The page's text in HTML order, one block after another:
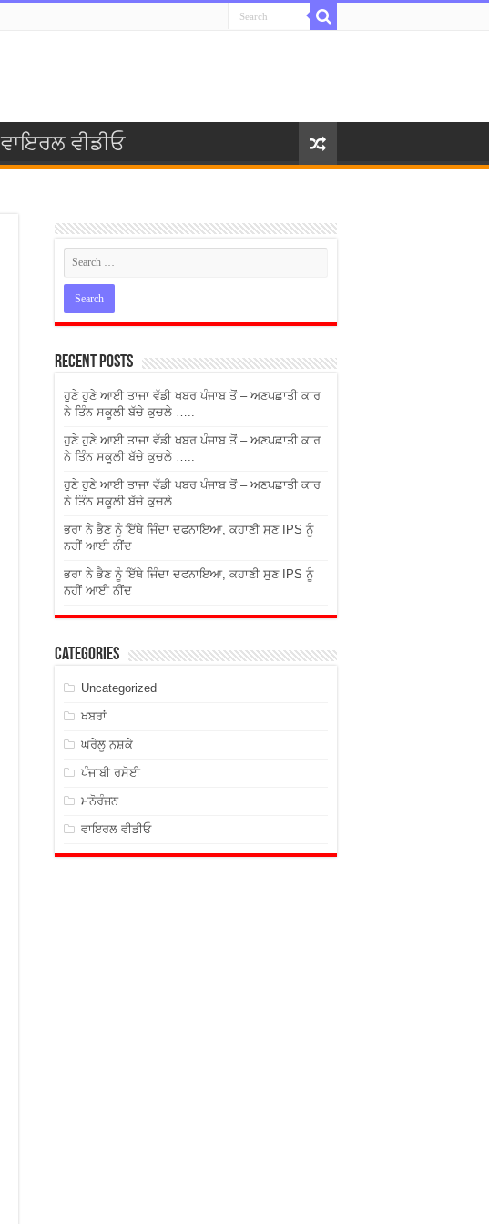
ਵਾਇਰਲ ਵੀਡੀਓ
Recent Posts
ਹੁਣੇ ਹੁਣੇ ਆਈ ਤਾਜਾ ਵੱਡੀ ਖਬਰ ਪੰਜਾਬ ਤੋਂ – ਅਣਪਛਾਤੀ ਕਾਰ
ਨੇ ਤਿੰਨ ਸਕੂਲੀ ਬੱਚੇ ਕੁਚਲੇ …..
ਹੁਣੇ ਹੁਣੇ ਆਈ ਤਾਜਾ ਵੱਡੀ ਖਬਰ ਪੰਜਾਬ ਤੋਂ – ਅਣਪਛਾਤੀ ਕਾਰ
ਨੇ ਤਿੰਨ ਸਕੂਲੀ ਬੱਚੇ ਕੁਚਲੇ …..
ਹੁਣੇ ਹੁਣੇ ਆਈ ਤਾਜਾ ਵੱਡੀ ਖਬਰ ਪੰਜਾਬ ਤੋਂ – ਅਣਪਛਾਤੀ ਕਾਰ
ਨੇ ਤਿੰਨ ਸਕੂਲੀ ਬੱਚੇ ਕੁਚਲੇ …..
ਭਰਾ ਨੇ ਭੈਣ ਨੂੰ ਇੱਥੇ ਜਿੰਦਾ ਦਫਨਾਇਆ, ਕਹਾਣੀ ਸੁਣ IPS ਨੂੰ
ਨਹੀਂ ਆਈ ਨੀਂਦ
ਭਰਾ ਨੇ ਭੈਣ ਨੂੰ ਇੱਥੇ ਜਿੰਦਾ ਦਫਨਾਇਆ, ਕਹਾਣੀ ਸੁਣ IPS ਨੂੰ
ਨਹੀਂ ਆਈ ਨੀਂਦ
Categories
Uncategorized
ਖਬਰਾਂ
ਘਰੇਲੂ ਨੁਸ਼ਕੇ
ਪੰਜਾਬੀ ਰਸੋਈ
ਮਨੋਰੰਜਨ
ਵਾਇਰਲ ਵੀਡੀਓ